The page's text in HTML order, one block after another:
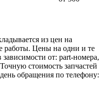
бурения
из цен на
Цены на одни и те
от: part-номера,
стоимость запчастей
обращения по телефону: